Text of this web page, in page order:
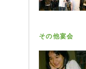
その他宴会